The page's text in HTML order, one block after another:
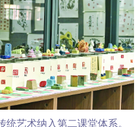
艺术纳入第二课堂体系。